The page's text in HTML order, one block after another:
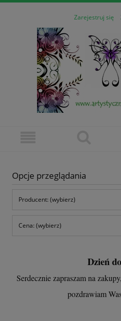
Zarejestruj się
Opcje przeglądania
Producent: (wybierz)
Cena: (wybierz)
Dzień
Serdecznie zapraszam na
pozdrawiam